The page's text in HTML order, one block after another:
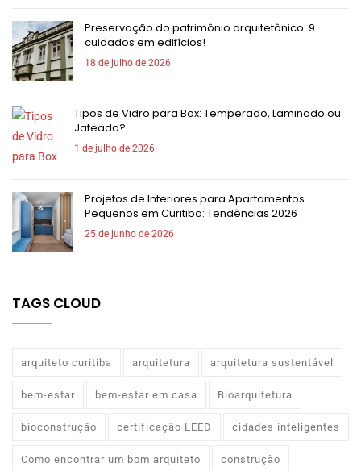
Preservação do patrimônio arquitetônico: 9
cuidados em edifícios!
18 de julho de 2026
Tipos de Vidro para Box: Temperado, Laminado ou
Jateado?
1 de julho de 2026
Projetos de Interiores para Apartamentos
Pequenos em Curitiba: Tendências 2026
25 de junho de 2026
TAGS CLOUD
arquiteto curitiba arquitetura arquitetura sustentável
bem-estar bem-estar em casa Bioarquitetura
bioconstrução certificação LEED cidades inteligentes
Como encontrar um bom arquiteto construção